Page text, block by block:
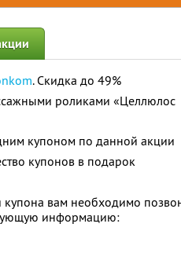
. Скидка до 49%
роликами «Целлюлос
купоном по данной акции
купонов в подарок
вам необходимо
информацию: